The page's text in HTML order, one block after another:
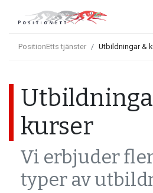
PositionEtts tjänster Utbildningar &
kurser
Vi erbjuder
typer av